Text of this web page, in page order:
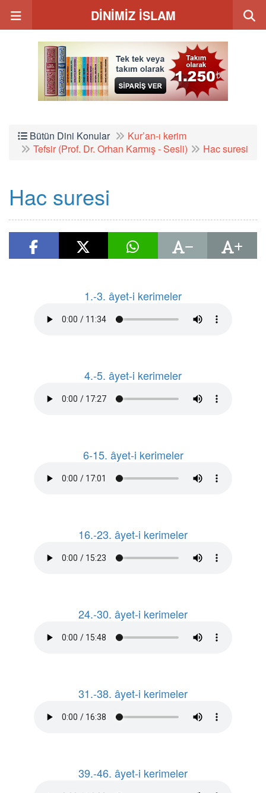
DİNİMİZ İSLAM
Bütün Dini Konular
Kur’an-ı kerim
Tefsir (Prof. Dr. Orhan Karmış - Sesli)
Hac suresi
Hac suresi
1.-3. âyet-i kerimeler
4.-5. âyet-i kerimeler
6-15. âyet-i kerimeler
16.-23. âyet-i kerimeler
24.-30. âyet-i kerimeler
31.-38. âyet-i kerimeler
39.-46. âyet-i kerimeler